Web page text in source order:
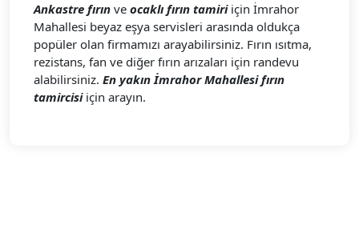
Ankastre fırın ve ocaklı fırın tamiriiçin İmrahor
Mahallesi beyaz eşya servisleri arasında oldukça
popüler olan firmamızı arayabilirsiniz. Fırın ısıtma,
rezistans, fan ve diğer fırın arızaları için randevu
alabilirsiniz. En yakın İmrahor Mahallesi fırın
tamircisiiçin arayın.